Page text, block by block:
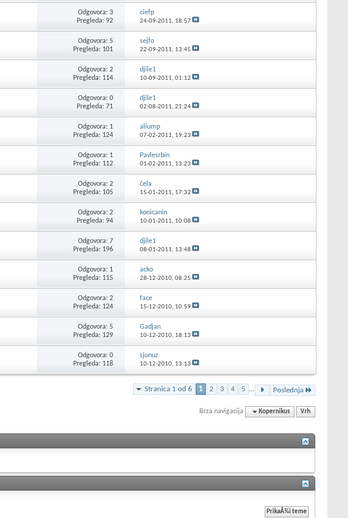
Odgovora: 3
Pregleda: 92
ciefp
24-09-2011, 18:57
Odgovora: 5
Pregleda: 101
sejfo
22-09-2011, 13:45
Odgovora: 2
Pregleda: 114
djile1
10-09-2011, 01:12
Odgovora: 0
Pregleda: 71
djile1
02-08-2011, 21:24
Odgovora: 1
Pregleda: 124
aliump
07-02-2011, 19:23
Odgovora: 1
Pregleda: 112
Pavlesrbin
01-02-2011, 13:23
Odgovora: 2
Pregleda: 105
ćela
15-01-2011, 17:32
Odgovora: 2
Pregleda: 94
konicanin
10-01-2011, 10:08
Odgovora: 7
Pregleda: 196
djile1
08-01-2011, 13:48
Odgovora: 1
Pregleda: 115
acko
28-12-2010, 08:25
Odgovora: 2
Pregleda: 124
face
15-12-2010, 10:59
Odgovora: 5
Pregleda: 129
Gadjan
10-12-2010, 18:13
Odgovora: 0
Pregleda: 118
sjonuz
10-12-2010, 13:13
Stranica 1 od 6 1 2 3 4 5 ... Poslednja
Brza navigacija Kopernikus Vrh